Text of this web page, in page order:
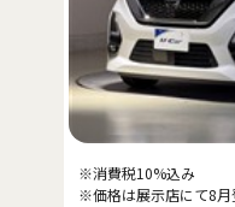
※消費税10%込み
※価格は展示店にて8月